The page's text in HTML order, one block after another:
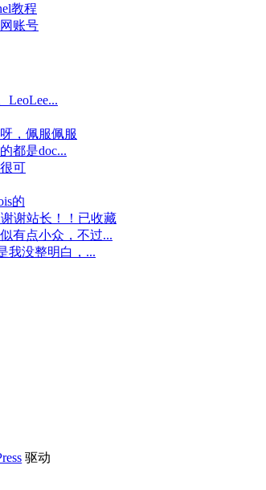
教程
账号
LeoLee...
，佩服佩服
都是doc...
可
的
谢站长！！已收藏
有点小众，不过...
我没整明白，...
驱动